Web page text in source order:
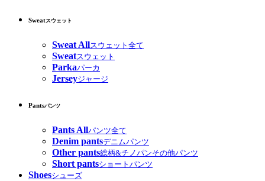
Sweatスウェット
Sweat Allスウェット全て
Sweatスウェット
Parkaパーカ
Jerseyジャージ
Pantsパンツ
Pants Allパンツ全て
Denim pantsデニムパンツ
Other pants総柄&チノパンその他パンツ
Short pantsショートパンツ
Shoesシューズ